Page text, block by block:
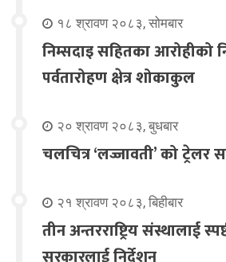
१८ श्रावण २०८३, सोमबार
निम्सदाइ सहितका आरोहीको
पर्वतारोहण क्षेत्र शोकाकुल
२० श्रावण २०८३, बुधबार
चलचित्र ‘लज्जावती’ को ट्रेलर
२१ श्रावण २०८३, बिहीबार
तीन अन्तरराष्ट्रिय संस्थालाई